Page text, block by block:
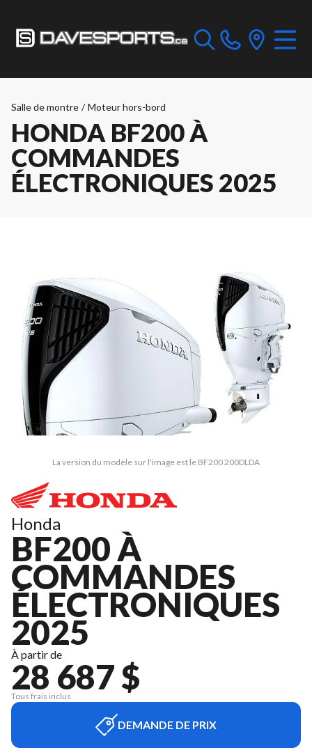
Salle de montre / Moteur hors-bord
HONDA BF200 À
COMMANDES
ÉLECTRONIQUES 2025
La version du modèle sur l'image est le BF200 200DLDA
Honda
BF200 À
COMMANDES
ÉLECTRONIQUES
2025
À partir de
28 687 $
Tous frais inclus
DEMANDE DE PRIX